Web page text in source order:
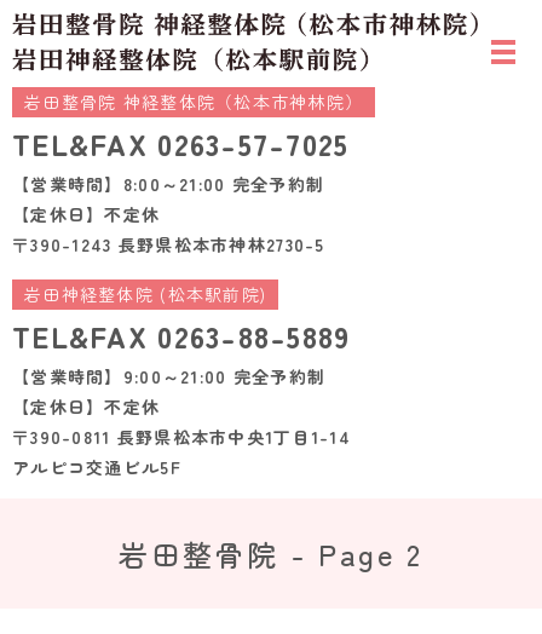
岩田整骨院 神経整体院（松本市神林院）
TEL&FAX 0263-57-7025
【営業時間】8:00～21:00 完全予約制
【定休日】不定休
〒390-1243 長野県松本市神林2730-5
岩田神経整体院 (松本駅前院)
TEL&FAX 0263-88-5889
【営業時間】9:00～21:00 完全予約制
【定休日】不定休
〒390-0811 長野県松本市中央1丁目1-14
アルピコ交通ビル5F
岩田整骨院 - Page 2